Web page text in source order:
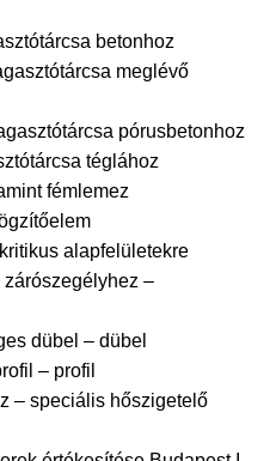
betonhoz
meglévő
pórusbetonhoz
téglához
fémlemez
alapfelületekre
–
dübel – dübel
– profil
– speciális hőszigetelő